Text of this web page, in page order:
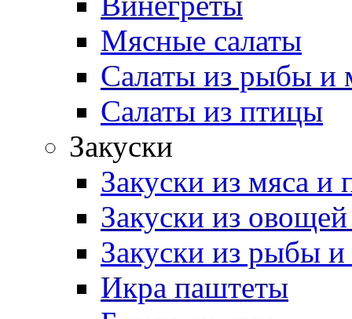
Мясные салаты
Салаты из рыбы и
Салаты из птицы
Закуски
Закуски из мяса и
Закуски из
Закуски из рыбы
Икра паштеты